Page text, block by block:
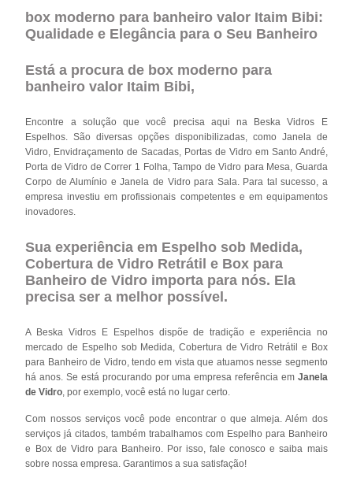
box moderno para banheiro valor Itaim Bibi:
Qualidade e Elegância para o Seu Banheiro
Está a procura de box moderno para
banheiro valor Itaim Bibi,
Encontre a solução que você precisa aqui na Beska Vidros E
Espelhos. São diversas opções disponibilizadas, como Janela de
Vidro, Envidraçamento de Sacadas, Portas de Vidro em Santo André,
Porta de Vidro de Correr 1 Folha, Tampo de Vidro para Mesa, Guarda
Corpo de Alumínio e Janela de Vidro para Sala. Para tal sucesso, a
empresa investiu em profissionais competentes e em equipamentos
inovadores.
Sua experiência em Espelho sob Medida,
Cobertura de Vidro Retrátil e Box para
Banheiro de Vidro importa para nós. Ela
precisa ser a melhor possível.
A Beska Vidros E Espelhos dispõe de tradição e experiência no
mercado de Espelho sob Medida, Cobertura de Vidro Retrátil e Box
para Banheiro de Vidro, tendo em vista que atuamos nesse segmento
há anos. Se está procurando por uma empresa referência em Janela
de Vidro , por exemplo, você está no lugar certo.
Com nossos serviços você pode encontrar o que almeja. Além dos
serviços já citados, também trabalhamos com Espelho para Banheiro
e Box de Vidro para Banheiro. Por isso, fale conosco e saiba mais
sobre nossa empresa. Garantimos a sua satisfação!